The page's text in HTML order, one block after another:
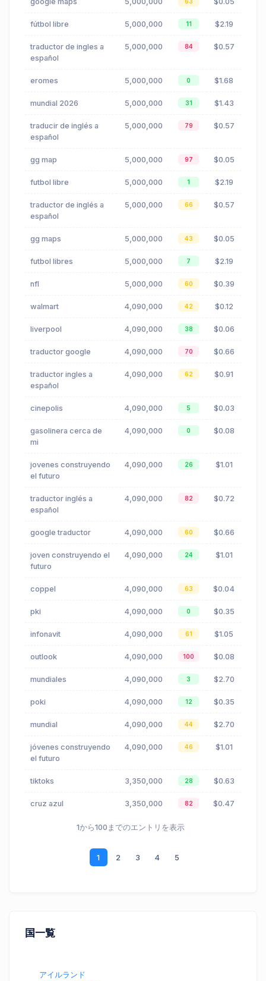
fútbol libre 5,000,000 11 $2.19
traductor de ingles a
español
5,000,000 84 $0.57
eromes 5,000,000 0 $1.68
mundial 2026 5,000,000 31 $1.43
traducir de inglés a
español
5,000,000 79 $0.57
gg map 5,000,000 97 $0.05
futbol libre 5,000,000 1 $2.19
traductor de inglés a
español
5,000,000 66 $0.57
gg maps 5,000,000 43 $0.05
futbol libres 5,000,000 7 $2.19
nfl 5,000,000 60 $0.39
walmart 4,090,000 42 $0.12
liverpool 4,090,000 38 $0.06
traductor google 4,090,000 70 $0.66
traductor ingles a
español
4,090,000 62 $0.91
cinepolis 4,090,000 5 $0.03
gasolinera cerca de
mi
4,090,000 0 $0.08
jovenes construyendo
el futuro
4,090,000 26 $1.01
traductor inglés a
español
4,090,000 82 $0.72
google traductor 4,090,000 60 $0.66
joven construyendo el
futuro
4,090,000 24 $1.01
coppel 4,090,000 63 $0.04
pki 4,090,000 0 $0.35
infonavit 4,090,000 61 $1.05
outlook 4,090,000 100 $0.08
mundiales 4,090,000 3 $2.70
poki 4,090,000 12 $0.35
mundial 4,090,000 44 $2.70
jóvenes construyendo
el futuro
4,090,000 46 $1.01
tiktoks 3,350,000 28 $0.63
cruz azul 3,350,000 82 $0.47
1から100までのエントリを表示
1 2 3 4 5
国一覧
アイルランド